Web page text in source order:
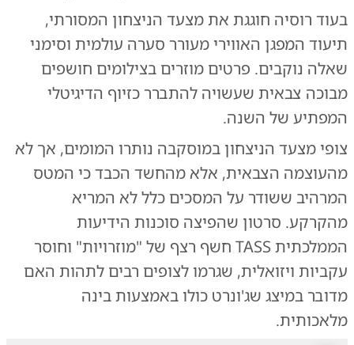
בעוד רוסיה חוגגת את מצעד הניצחון המסורתי,
תיעוד המפגן האווירי מעורר סערה עולמית וסימני
שאלה נוקבים. פרטים מוזרים בצילומים חושפים
מבוכה צבאית שעשויה להתברר כזיוף הדיגיטלי
המפתיע של השנה.
צופי מצעד הניצחון במוסקבה נותרו המומים, אך לא
מהעוצמה הצבאית, אלא מהחשד הכבד כי המטס
המרהיב ששודר על המסכים כלל לא המריא
מהקרקע. סרטון שהפיצה סוכנות הידיעות
הממלכתית TASS חשף רצף של "מוזרויות" וחוסר
עקביות ויזואלית, שגרמו לצופים רבים לתהות האם
מדובר במיצג שג'ונרט כולו באמצעות בינה
מלאכותית.